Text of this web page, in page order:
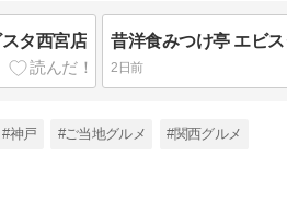
タ西宮店
2日前
#神戸 #ご当地グルメ #関西グルメ